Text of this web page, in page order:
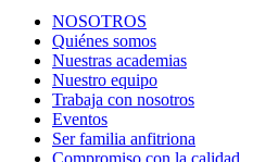
NOSOTROS
Quiénes somos
Nuestras academias
Nuestro equipo
Trabaja con nosotros
Eventos
Ser familia anfitriona
Compromiso con la calidad